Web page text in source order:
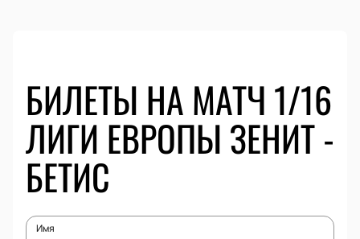
БИЛЕТЫ НА МАТЧ 1/16
ЛИГИ ЕВРОПЫ ЗЕНИТ -
БЕТИС
Имя